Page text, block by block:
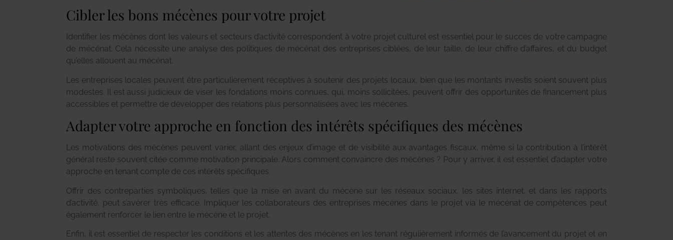
Cibler les bons mécènes pour votre projet
Identifier les mécènes dont les valeurs et secteurs d’activité correspondent à votre projet culturel est essentiel pour le succès de votre campagne
de mécénat. Cela nécessite une analyse des politiques de mécénat des entreprises ciblées, de leur taille, de leur chiffre d’affaires, et du budget
qu’elles allouent au mécénat.
Les entreprises locales peuvent être particulièrement réceptives à soutenir des projets locaux, bien que les montants investis soient souvent plus
modestes. Il est aussi judicieux de viser les fondations moins connues, qui, moins sollicitées, peuvent offrir des opportunités de financement plus
accessibles et permettre de développer des relations plus personnalisées avec les mécènes.
Adapter votre approche en fonction des intérêts spécifiques des mécènes
Les motivations des mécènes peuvent varier, allant des enjeux d’image et de visibilité aux avantages fiscaux, même si la contribution à l’intérêt
général reste souvent citée comme motivation principale. Alors comment convaincre des mécènes ? Pour y arriver, il est essentiel d’adapter votre
approche en tenant compte de ces intérêts spécifiques.
Offrir des contreparties symboliques, telles que la mise en avant du mécène sur les réseaux sociaux, les sites internet, et dans les rapports
d’activité, peut s’avérer très efficace. Impliquer les collaborateurs des entreprises mécènes dans le projet via le mécénat de compétences peut
également renforcer le lien entre le mécène et le projet.
Enfin, il est essentiel de respecter les conditions et les attentes des mécènes en les tenant régulièrement informés de l’avancement du projet et en